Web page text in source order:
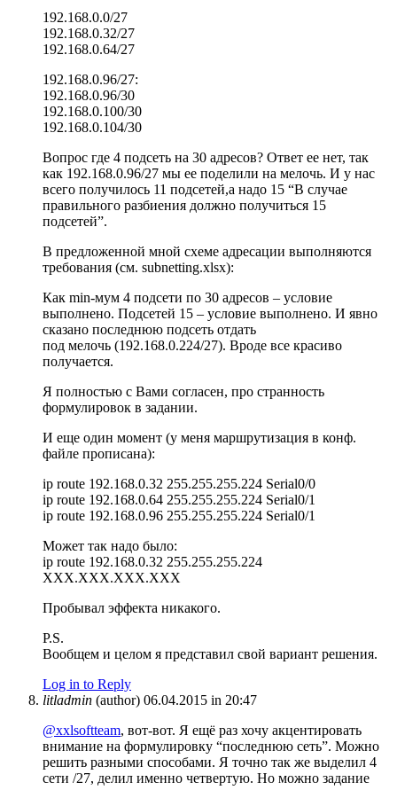
192.168.0.0/27
192.168.0.32/27
192.168.0.64/27
192.168.0.96/27:
192.168.0.96/30
192.168.0.100/30
192.168.0.104/30
Вопрос где 4 подсеть на 30 адресов? Ответ ее нет, так
как 192.168.0.96/27 мы ее поделили на мелочь. И у нас
всего получилось 11 подсетей,а надо 15 “В случае
правильного разбиения должно получиться 15
подсетей”.
В предложенной мной схеме адресации выполняются
требования (см. subnetting.xlsx):
Как min-мум 4 подсети по 30 адресов – условие
выполнено. Подсетей 15 – условие выполнено. И явно
сказано последнюю подсеть отдать
под мелочь (192.168.0.224/27). Вроде все красиво
получается.
Я полностью с Вами согласен, про странность
формулировок в задании.
И еще один момент (у меня маршрутизация в конф.
файле прописана):
ip route 192.168.0.32 255.255.255.224 Serial0/0
ip route 192.168.0.64 255.255.255.224 Serial0/1
ip route 192.168.0.96 255.255.255.224 Serial0/1
Может так надо было:
ip route 192.168.0.32 255.255.255.224
XXX.XXX.XXX.XXX
Пробывал эффекта никакого.
P.S.
Вообщем и целом я представил свой вариант решения.
Log in to Reply
litladmin (author) 06.04.2015 in 20:47
@xxlsoftteam, вот-вот. Я ещё раз хочу акцентировать
внимание на формулировку “последнюю сеть”. Можно
решить разными способами. Я точно так же выделил 4
сети /27, делил именно четвертую. Но можно задание